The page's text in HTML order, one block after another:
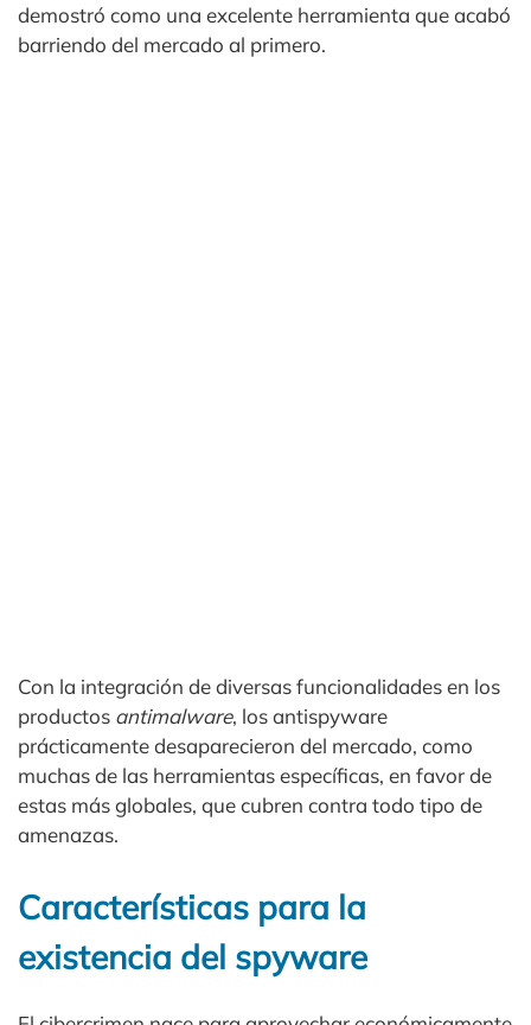
demostró como una excelente herramienta que acabó
barriendo del mercado al primero.
Con la integración de diversas funcionalidades en los
productos antimalware, los antispyware
prácticamente desaparecieron del mercado, como
muchas de las herramientas específicas, en favor de
estas más globales, que cubren contra todo tipo de
amenazas.
Características para la
existencia del spyware